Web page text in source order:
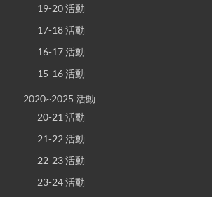
19-20 活動
17-18 活動
16-17 活動
15-16 活動
2020~2025 活動
20-21 活動
21-22 活動
22-23 活動
23-24 活動